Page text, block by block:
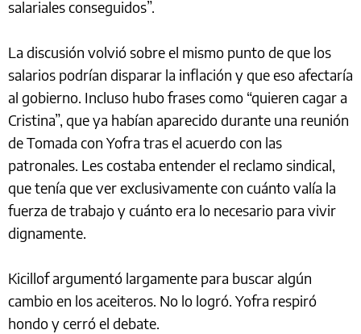
salariales conseguidos”.
La discusión volvió sobre el mismo punto de que los
salarios podrían disparar la inflación y que eso afectaría
al gobierno. Incluso hubo frases como “quieren cagar a
Cristina”, que ya habían aparecido durante una reunión
de Tomada con Yofra tras el acuerdo con las
patronales. Les costaba entender el reclamo sindical,
que tenía que ver exclusivamente con cuánto valía la
fuerza de trabajo y cuánto era lo necesario para vivir
dignamente.
Kicillof argumentó largamente para buscar algún
cambio en los aceiteros. No lo logró. Yofra respiró
hondo y cerró el debate.